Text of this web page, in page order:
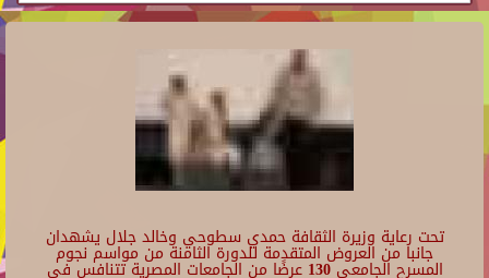
تحت رعاية وزيرة الثقافة حمدي سطوحي وخالد جلال يشهدان
جانبا من العروض المتقدمة للدورة الثامنة من مواسم نجوم
المسرح الجامعي 130 عرضًا من الجامعات المصرية تتنافس في